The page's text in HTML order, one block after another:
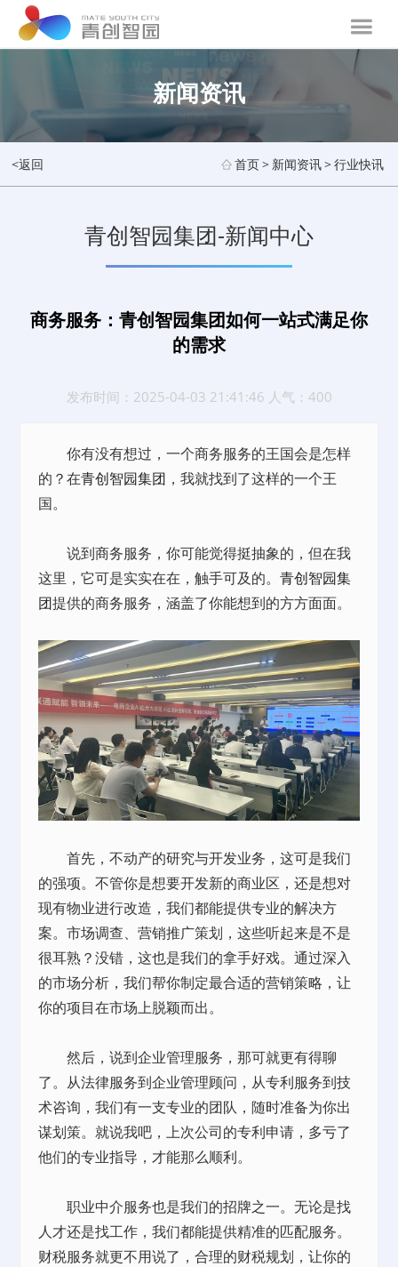
新闻资讯
<返回 首页> 新闻资讯>行业快讯
青创智园集团-新闻中心
商务服务：青创智园集团如何一站式满足你
的需求
发布时间：2025-04-03 21:41:46 人气：400
你有没有想过，一个商务服务的王国会是怎样
的？在青创智园集团 ，我就找到了这样的一个王
国。
说到商务服务，你可能觉得挺抽象的，但在我
这里，它可是实实在在，触手可及的。青创智园集
团提供的商务服务，涵盖了你能想到的方方面面。
首先，不动产的研究与开发业务，这可是我们
的强项。不管你是想要开发新的商业区，还是想对
现有物业进行改造，我们都能提供专业的解决方
案。市场调查、营销推广策划，这些听起来是不是
很耳熟？没错，这也是我们的拿手好戏。通过深入
的市场分析，我们帮你制定最合适的营销策略，让
你的项目在市场上脱颖而出。
然后，说到企业管理服务，那可就更有得聊
了。从法律服务到企业管理顾问，从专利服务到技
术咨询，我们有一支专业的团队，随时准备为你出
谋划策。就说我吧，上次公司的专利申请，多亏了
他们的专业指导，才能那么顺利。
职业中介服务也是我们的招牌之一。无论是找
人才还是找工作，我们都能提供精准的匹配服务。
财税服务就更不用说了，合理的财税规划，让你的